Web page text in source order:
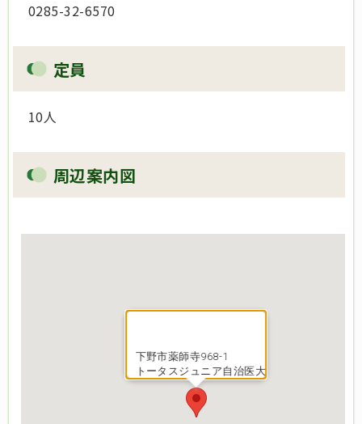
0285-32-6570
定員
10人
周辺案内図
下野市薬師寺968-1
トータスジュニア自治医大